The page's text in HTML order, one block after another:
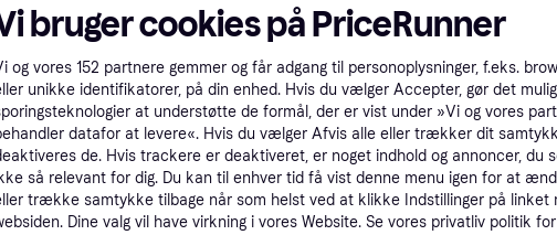
bruger cookies på PriceRunner
og vores 152 partnere gemmer og får adgang til personoplysninger, f.eks.
unikke identifikatorer, på din enhed. Hvis du vælger Accepter, gør det
at understøtte de formål, der er vist under »Vi og vores
datafor at levere«. Hvis du vælger Afvis alle eller trækker dit
de. Hvis trackere er deaktiveret, er noget indhold og annoncer, du
så relevant for dig. Du kan til enhver tid få vist denne menu igen for at
trække samtykke tilbage når som helst ved at klikke Indstillinger på linket
Dine valg vil have virkning i vores Website. Se vores privatliv politik